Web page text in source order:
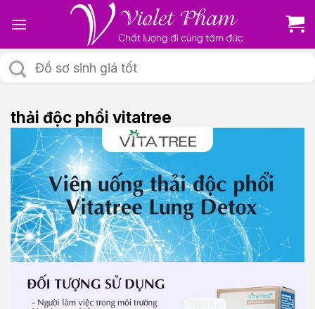
Tìm
kiếm:
thải độc phổi vitatree